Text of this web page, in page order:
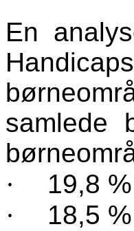
En
samlede
·
19,8
·
18,5